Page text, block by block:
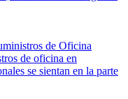
de Oficina
de oficina en
se sientan en la parte